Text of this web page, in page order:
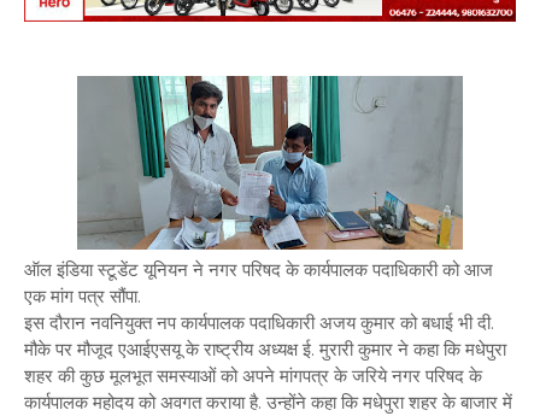
ऑल इंडिया स्टूडेंट यूनियन ने नगर परिषद के कार्यपालक पदाधिकारी को आज
एक मांग पत्र सौंपा.
इस दौरान नवनियुक्त नप कार्यपालक पदाधिकारी अजय कुमार को बधाई भी दी.
मौके पर मौजूद एआईएसयू के राष्ट्रीय अध्यक्ष ई. मुरारी कुमार ने कहा कि मधेपुरा
शहर की कुछ मूलभूत समस्याओं को अपने मांगपत्र के जरिये नगर परिषद के
कार्यपालक महोदय को अवगत कराया है. उन्होंने कहा कि मधेपुरा शहर के बाजार में